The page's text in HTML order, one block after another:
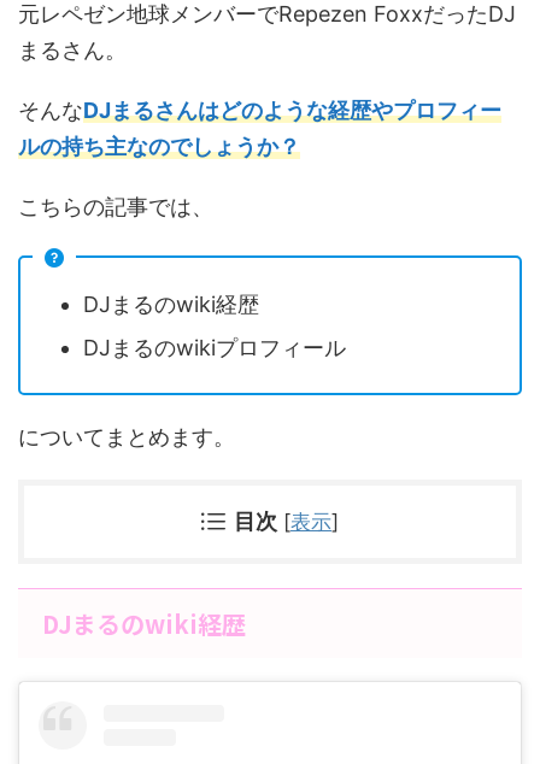
元レペゼン地球メンバーでRepezen FoxxだったDJ
まるさん。
そんなDJまるさんはどのような経歴やプロフィー
ルの持ち主なのでしょうか？
こちらの記事では、
DJまるのwiki経歴
DJまるのwikiプロフィール
についてまとめます。
目次 [表示]
DJまるのwiki経歴